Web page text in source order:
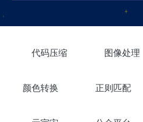
代码压缩 图像处理
颜色转换 正则匹配